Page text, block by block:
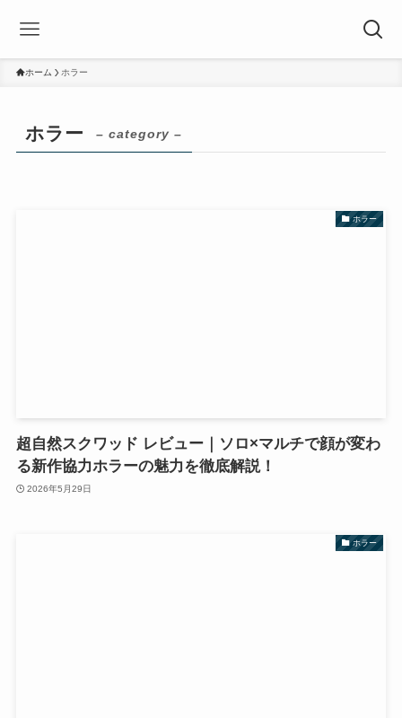
ホーム ホラー
ホラー – category –
ホラー
超自然スクワッド レビュー｜ソロ×マルチで顔が変わ
る新作協力ホラーの魅力を徹底解説！
2026年5月29日
ホラー